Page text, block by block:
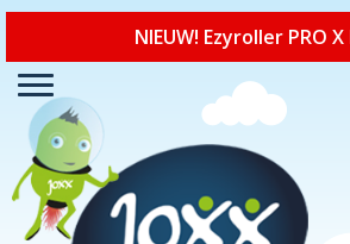
NIEUW! Ezyroller PRO